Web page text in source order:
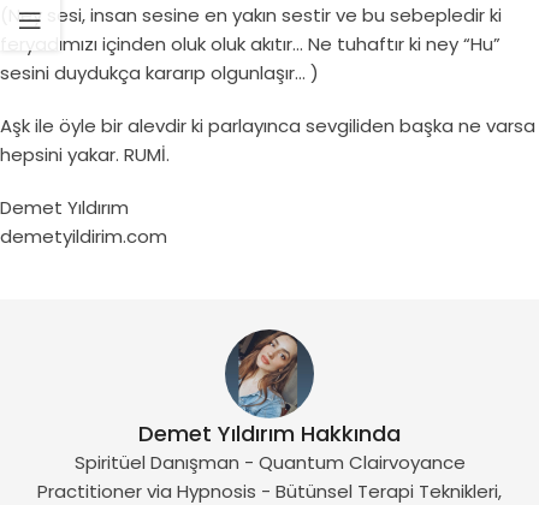
(Ney sesi, insan sesine en yakın sestir ve bu sebepledir ki
feryadımızı içinden oluk oluk akıtır… Ne tuhaftır ki ney “Hu”
sesini duydukça kararıp olgunlaşır… )
Aşk ile öyle bir alevdir ki parlayınca sevgiliden başka ne varsa
hepsini yakar. RUMİ.
Demet Yıldırım
demetyildirim.com
Demet Yıldırım Hakkında
Spiritüel Danışman - Quantum Clairvoyance
Practitioner via Hypnosis - Bütünsel Terapi Teknikleri,